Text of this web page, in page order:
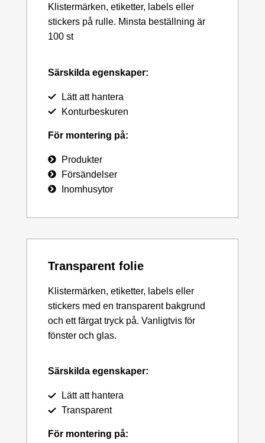
Klistermärken, etiketter, labels eller
stickers på rulle. Minsta beställning är
100 st
Särskilda egenskaper:
Lätt att hantera
Konturbeskuren
För montering på:
Produkter
Försändelser
Inomhusytor
Transparent folie
Klistermärken, etiketter, labels eller
stickers med en transparent bakgrund
och ett färgat tryck på. Vanligtvis för
fönster och glas.
Särskilda egenskaper:
Lätt att hantera
Transparent
För montering på: